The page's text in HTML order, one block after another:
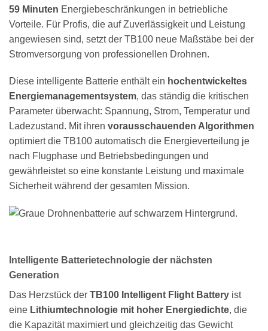
59 Minuten Energiebeschränkungen in betriebliche
Vorteile. Für Profis, die auf Zuverlässigkeit und Leistung
angewiesen sind, setzt der TB100 neue Maßstäbe bei der
Stromversorgung von professionellen Drohnen.
Diese intelligente Batterie enthält ein hochentwickeltes
Energiemanagementsystem, das ständig die kritischen
Parameter überwacht: Spannung, Strom, Temperatur und
Ladezustand. Mit ihren vorausschauenden Algorithmen
optimiert die TB100 automatisch die Energieverteilung je
nach Flugphase und Betriebsbedingungen und
gewährleistet so eine konstante Leistung und maximale
Sicherheit während der gesamten Mission.
Intelligente Batterietechnologie der nächsten
Generation
Das Herzstück der TB100 Intelligent Flight Battery ist
eine Lithiumtechnologie mit hoher Energiedichte, die
die Kapazität maximiert und gleichzeitig das Gewicht